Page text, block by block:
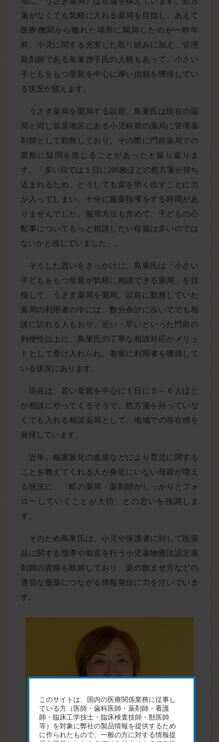
箋がなくても気軽に入れる薬局を目指し、あえて
医療機関から離れた場所に開局したのが一昨年
前。小児に関する充実した取り組みに加え、管理
薬剤師である鳥巣啓子氏の人柄もあって、小さい
子どもをもつ母親を中心に厚い信頼を獲得してい
る状況が窺えます。
うさぎ薬局を開局する以前、鳥巣氏は現在の薬
局と同じ前原地区にある小児科前の薬局に管理薬
剤師として勤務しており、その際に門前薬局での
業務に疑問を感じることがあったと振り返りま
す。「多い日では１日に200枚ほどの処方箋が持ち
込まれるため、どうしても薬を早く出すことに力
が入ってしまい、十分に服薬指導をする時間があ
りませんでした。服用方法も含めて、子どもの心
配事についてもっと相談したい母親は多いのでは
ないかと感じていました」。
そうした思いをきっかけに、鳥巣氏は「小さい
子どもをもつ母親が気軽に相談できる薬局」を目
指して、うさぎ薬局を開局。以前に勤務していた
薬局の利用者の中には、数分余計に歩いてでも相
談に訪れる人もおり、近い・早いといった門前の
利便性以上に、鳥巣氏の丁寧な相談対応がメリッ
トとして受け入れられ、着実に利用者を獲得して
いる状況にあります。
現在は、若い母親を中心に１日に５～６人ほど
が相談にやってくるそうで、処方箋を持っていな
くても入れる相談薬局として、地域での存在感を
発揮しています。
近年、核家族化の進展などにより育児に関する
ことを教えてくれる人が身近にいない母親が増え
る状況に、「町の薬局・薬剤師がしっかりとフォ
ローしていくことが大切」との思いを強調しま
す。
そのため鳥巣氏は、小児や保護者に対して医薬
品に関する指導や助言を行う小児薬物療法認定薬
剤師の資格も取得しており、薬の飲ませ方などの
適切な服薬につながる情報発信に力を注いでいま
す。